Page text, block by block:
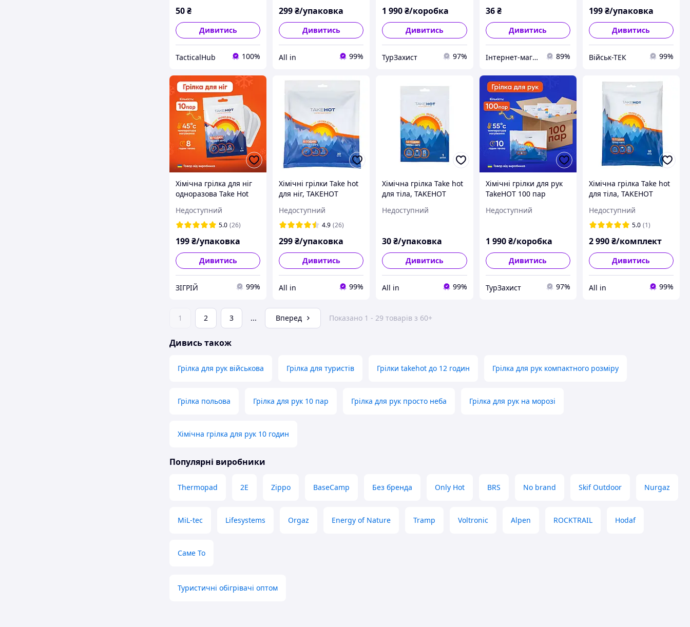
50₴
Дивитись
TacticalHub 100%
299₴/упаковка
Дивитись
All in 99%
1 990₴/коробка
Дивитись
ТурЗахист 97%
36 ₴
Дивитись
Інтернет-магазин "Мілітарка Воєнторг" 89%
199₴/упаковка
Дивитись
Військ-ТЕК 99%
Хімічна грілка для ніг
одноразова Take Hot
Недоступний
5.0 (26)
199₴/упаковка
Дивитись
ЗІГРІЙ 99%
Хімічні грілки Take hot
для ніг, TAKEHOT
Недоступний
4.9 (26)
299₴/упаковка
Дивитись
All in 99%
Хімічна грілка Take hot
для тіла, TAKEHOT
Недоступний
30₴/упаковка
Дивитись
All in 99%
Хімічні грілки для рук
TakeHOT 100 пар
термогрілки до 10
Недоступний
1 990 ₴/коробка
Дивитись
ТурЗахист 97%
Хімічна грілка Take hot
для тіла, TAKEHOT
паків/100 шт
Недоступний
5.0 (1)
2 990₴/комплект
Дивитись
All in 99%
1 2 3 ... Вперед Показано 1 - 29 товарів з 60+
Дивись також
Грілка для рук військова Грілка для туристів Грілки takehot до 12 годин Грілка для рук компактного розміру
Грілка польова Грілка для рук 10 пар Грілка для рук просто неба Грілка для рук на морозі
Хімічна грілка для рук 10 годин
Популярні виробники
Thermopad 2E Zippo BaseCamp Без бренда Only Hot BRS No brand Skif Outdoor Nurgaz
MiL-tec Lifesystems Orgaz Energy of Nature Tramp Voltronic Alpen ROCKTRAIL Hodaf
Саме То
Туристичні обігрівачі оптом